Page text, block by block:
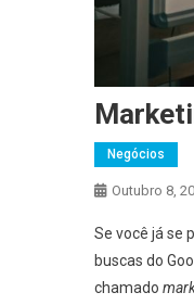
Negócios
Outubro 8,
Se você já se
buscas do
chamado